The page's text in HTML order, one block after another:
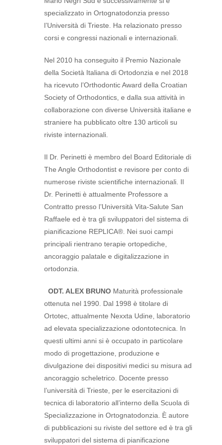
specializzato in Ortognatodonzia presso
l’Università di Trieste. Ha relazionato presso
corsi e congressi nazionali e internazionali.
Nel 2010 ha conseguito il Premio Nazionale
della Società Italiana di Ortodonzia e nel 2018
ha ricevuto l’Orthodontic Award della Croatian
Society of Orthodontics, e dalla sua attività in
collaborazione con diverse Università italiane e
straniere ha pubblicato oltre 130 articoli su
riviste internazionali.
Il Dr. Perinetti è membro del Board Editoriale di
The Angle Orthodontist e revisore per conto di
numerose riviste scientifiche internazionali. Il
Dr. Perinetti è attualmente Professore a
Contratto presso l’Università Vita-Salute San
Raffaele ed è tra gli sviluppatori del sistema di
pianificazione REPLICA®. Nei suoi campi
principali rientrano terapie ortopediche,
ancoraggio palatale e digitalizzazione in
ortodonzia.
ODT. ALEX BRUNO Maturità professionale
ottenuta nel 1990. Dal 1998 è titolare di
Ortotec, attualmente Nexxta Udine, laboratorio
ad elevata specializzazione odontotecnica. In
questi ultimi anni si è occupato in particolare
modo di progettazione, produzione e
divulgazione dei dispositivi medici su misura ad
ancoraggio scheletrico. Docente presso
l’università di Trieste, per le esercitazioni di
tecnica di laboratorio all’interno della Scuola di
Specializzazione in Ortognatodonzia. È autore
di pubblicazioni su riviste del settore ed è tra gli
sviluppatori del sistema di pianificazione